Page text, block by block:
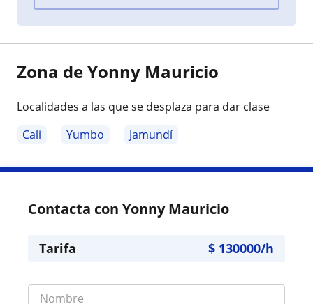
Zona de Yonny Mauricio
Localidades a las que se desplaza para dar clase
Cali
Yumbo Jamundí
Contacta con Yonny Mauricio
Tarifa $ 130000/h